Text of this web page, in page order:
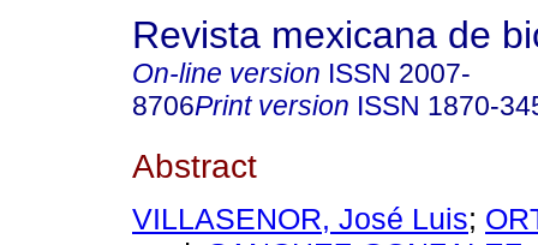
Revista mexicana de
On-line version ISSN 2007-
8706Print version ISSN 1870-
Abstract
VILLASENOR, José Luis;